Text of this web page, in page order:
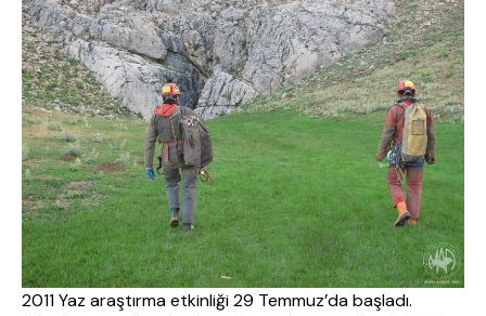
2011 Yaz araştırma etkinliği 29 Temmuz’da başladı.